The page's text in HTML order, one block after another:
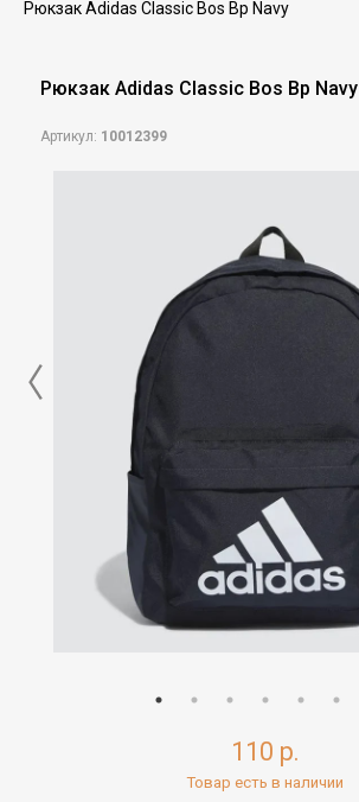
Рюкзак Adidas Classic Bos Bp Navy
Рюкзак Adidas Classic Bos Bp Navy
Артикул: 10012399
110 р.
Товар есть в наличии